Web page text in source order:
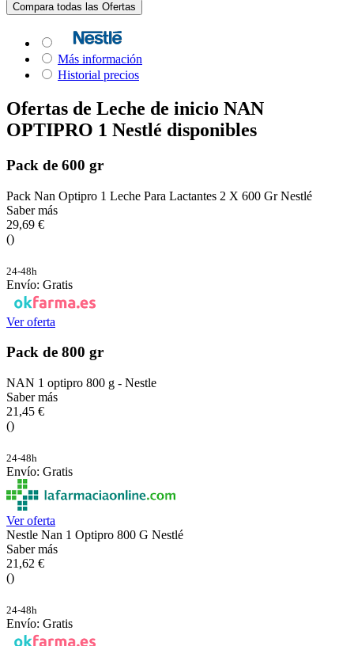
Compara todas las Ofertas
Más información
Historial precios
Ofertas de Leche de inicio NAN
OPTIPRO 1 Nestlé disponibles
Pack de 600 gr
Pack Nan Optipro 1 Leche Para Lactantes 2 X 600 Gr Nestlé
Saber más
29,69 €
()
24-48h
Envío: Gratis
Ver oferta
Pack de 800 gr
NAN 1 optipro 800 g - Nestle
Saber más
21,45 €
()
24-48h
Envío: Gratis
Ver oferta
Nestle Nan 1 Optipro 800 G Nestlé
Saber más
21,62 €
()
24-48h
Envío: Gratis